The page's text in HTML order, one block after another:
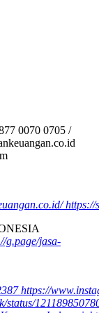
0070 0705 /
https://
g.page/jasa-
https://
status/